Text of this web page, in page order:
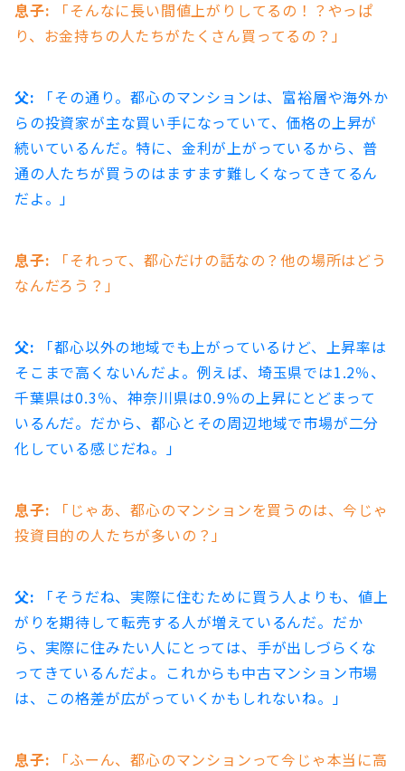
息子: 「そんなに長い間値上がりしてるの！？やっぱ
り、お金持ちの人たちがたくさん買ってるの？」
父: 「その通り。都心のマンションは、富裕層や海外か
らの投資家が主な買い手になっていて、価格の上昇が
続いているんだ。特に、金利が上がっているから、普
通の人たちが買うのはますます難しくなってきてるん
だよ。」
息子: 「それって、都心だけの話なの？他の場所はどう
なんだろう？」
父: 「都心以外の地域でも上がっているけど、上昇率は
そこまで高くないんだよ。例えば、埼玉県では1.2％、
千葉県は0.3％、神奈川県は0.9％の上昇にとどまって
いるんだ。だから、都心とその周辺地域で市場が二分
化している感じだね​。」
息子: 「じゃあ、都心のマンションを買うのは、今じゃ
投資目的の人たちが多いの？」
父: 「そうだね、実際に住むために買う人よりも、値上
がりを期待して転売する人が増えているんだ。だか
ら、実際に住みたい人にとっては、手が出しづらくな
ってきているんだよ。これからも中古マンション市場
は、この格差が広がっていくかもしれないね。」
息子: 「ふーん、都心のマンションって今じゃ本当に高